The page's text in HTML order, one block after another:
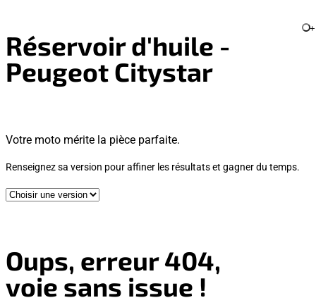
Réservoir d'huile -
Peugeot Citystar
+
Votre moto mérite la pièce parfaite.
Renseignez sa version pour affiner les résultats et gagner du temps.
Oups, erreur 404,
voie sans issue !